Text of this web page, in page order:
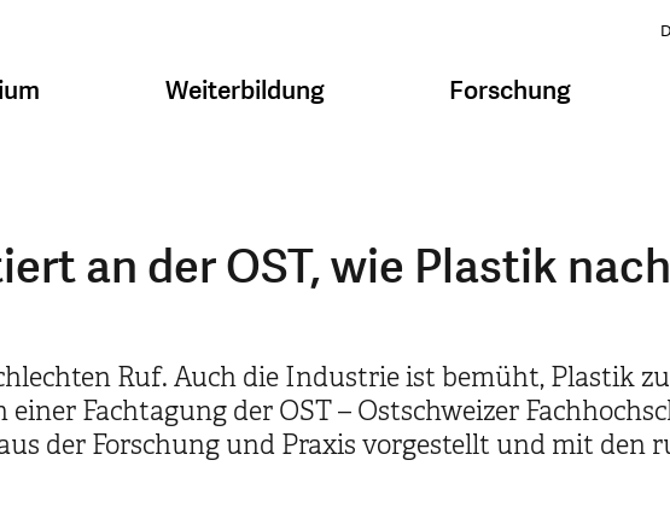
Weiterbildung Forschung
an der OST, wie Plastik
Ruf. Auch die Industrie ist bemüht, Plastik
einer Fachtagung der OST – Ostschweizer
der Forschung und Praxis vorgestellt und mit den